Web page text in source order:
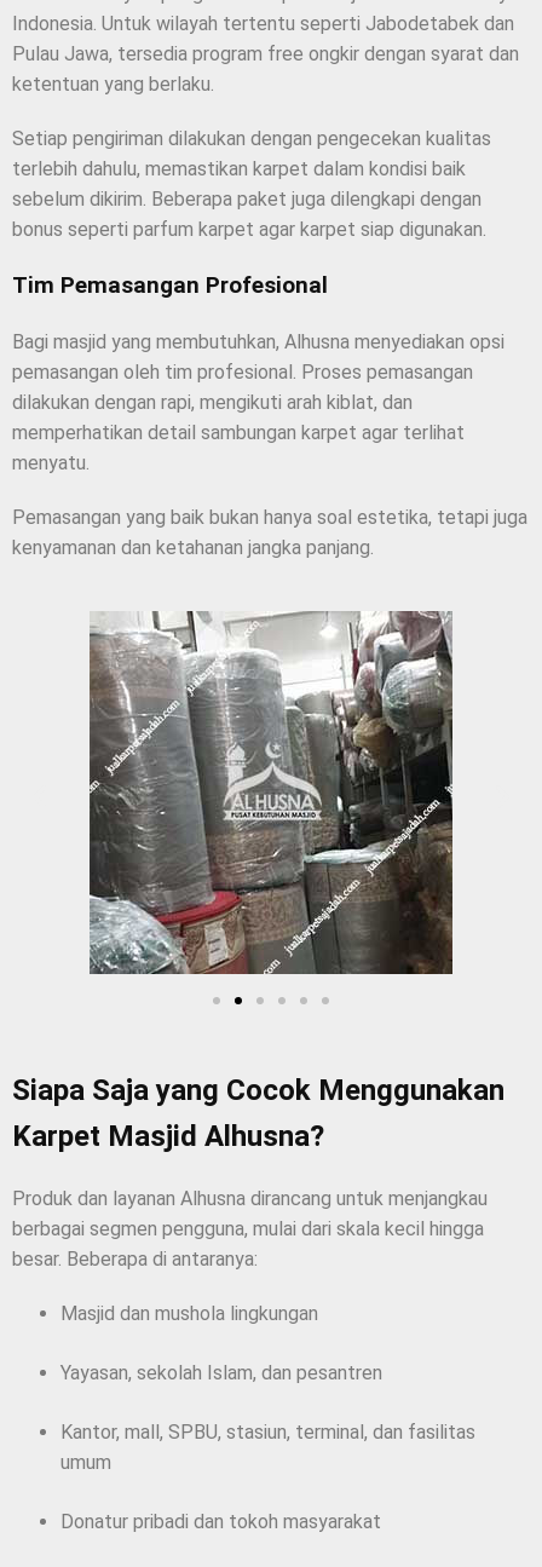
Indonesia. Untuk wilayah tertentu seperti Jabodetabek dan
Pulau Jawa, tersedia program free ongkir dengan syarat dan
ketentuan yang berlaku.
Setiap pengiriman dilakukan dengan pengecekan kualitas
terlebih dahulu, memastikan karpet dalam kondisi baik
sebelum dikirim. Beberapa paket juga dilengkapi dengan
bonus seperti parfum karpet agar karpet siap digunakan.
Tim Pemasangan Profesional
Bagi masjid yang membutuhkan, Alhusna menyediakan opsi
pemasangan oleh tim profesional. Proses pemasangan
dilakukan dengan rapi, mengikuti arah kiblat, dan
memperhatikan detail sambungan karpet agar terlihat
menyatu.
Pemasangan yang baik bukan hanya soal estetika, tetapi juga
kenyamanan dan ketahanan jangka panjang.
Siapa Saja yang Cocok Menggunakan
Karpet Masjid Alhusna?
Produk dan layanan Alhusna dirancang untuk menjangkau
berbagai segmen pengguna, mulai dari skala kecil hingga
besar. Beberapa di antaranya:
Masjid dan mushola lingkungan
Yayasan, sekolah Islam, dan pesantren
Kantor, mall, SPBU, stasiun, terminal, dan fasilitas
umum
Donatur pribadi dan tokoh masyarakat